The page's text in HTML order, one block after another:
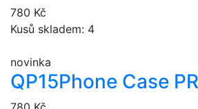
780 Kč
Kusů skladem: 4
novinka
QP15Phone Case